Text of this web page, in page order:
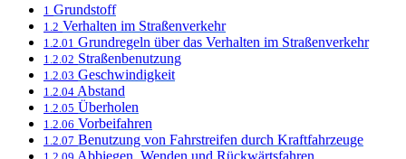
1 Grundstoff
1.2 Verhalten im Straßenverkehr
1.2.01 Grundregeln über das Verhalten im Straßenverkehr
1.2.02 Straßenbenutzung
1.2.03 Geschwindigkeit
1.2.04 Abstand
1.2.05 Überholen
1.2.06 Vorbeifahren
1.2.07 Benutzung von Fahrstreifen durch Kraftfahrzeuge
Abbiegen, Wenden und Rückwärtsfahren